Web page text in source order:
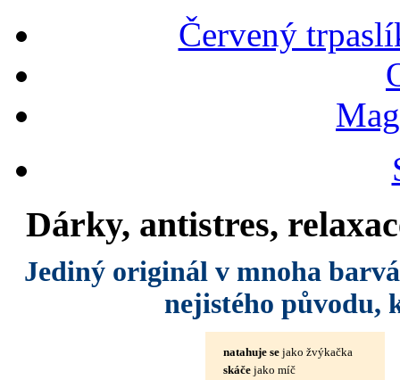
Červený
Dárky, antistres,
Jediný originál v mnoha
nejistého původu,
natahuje se jako žvýkačka
skáče jako míč